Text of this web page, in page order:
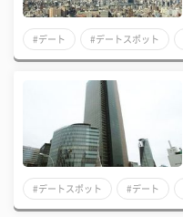
#デート #デートスポット
#デートスポット #デート